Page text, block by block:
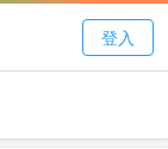
登入